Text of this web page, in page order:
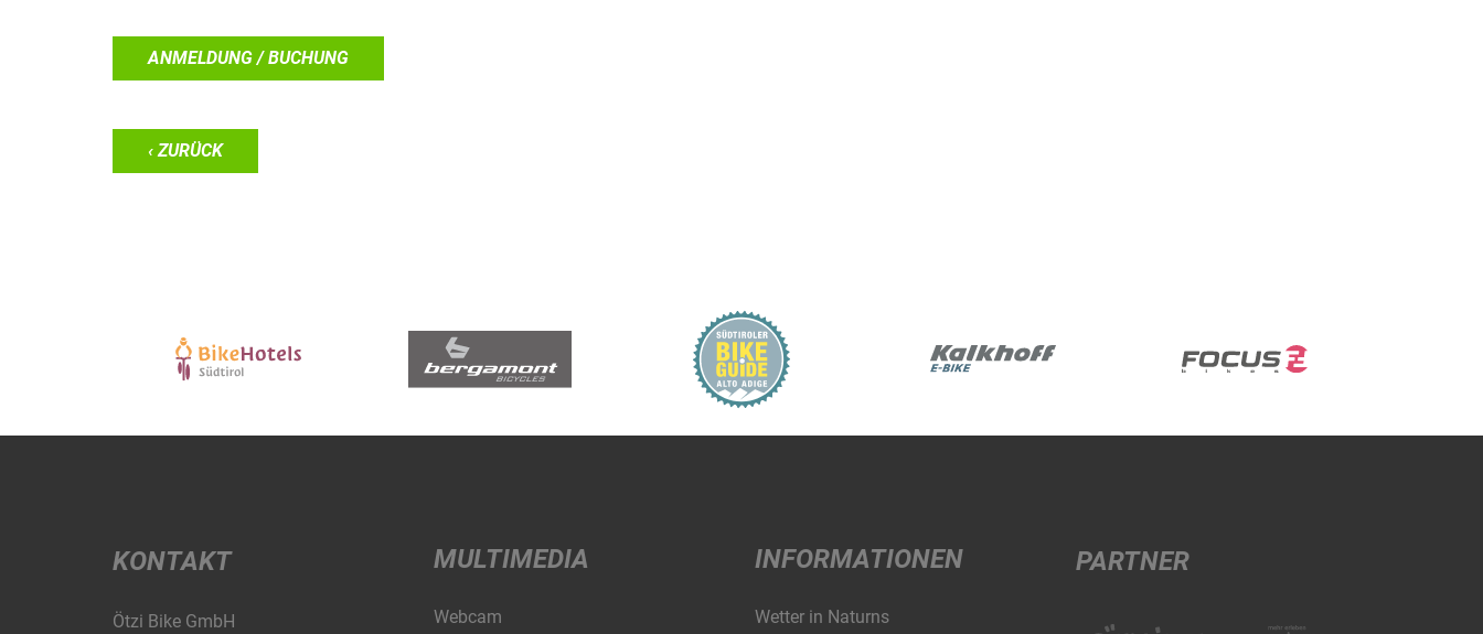
ANMELDUNG / BUCHUNG
‹ ZURÜCK
KONTAKT
Ötzi Bike GmbH
MULTIMEDIA
Webcam
INFORMATIONEN
Wetter in Naturns
PARTNER